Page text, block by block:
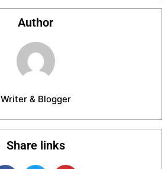
Author
Writer & Blogger
Share links